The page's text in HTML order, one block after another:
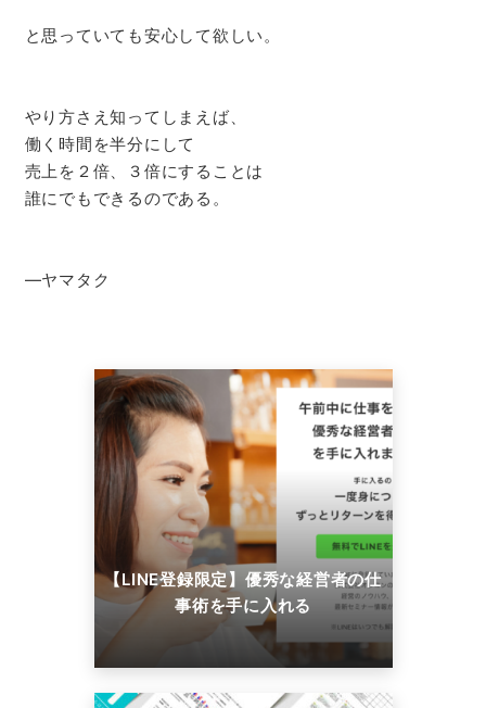
と思っていても安心して欲しい。
やり方さえ知ってしまえば、
働く時間を半分にして
売上を２倍、３倍にすることは
誰にでもできるのである。
―ヤマタク
【LINE登録限定】優秀な経営者の仕
事術を手に入れる